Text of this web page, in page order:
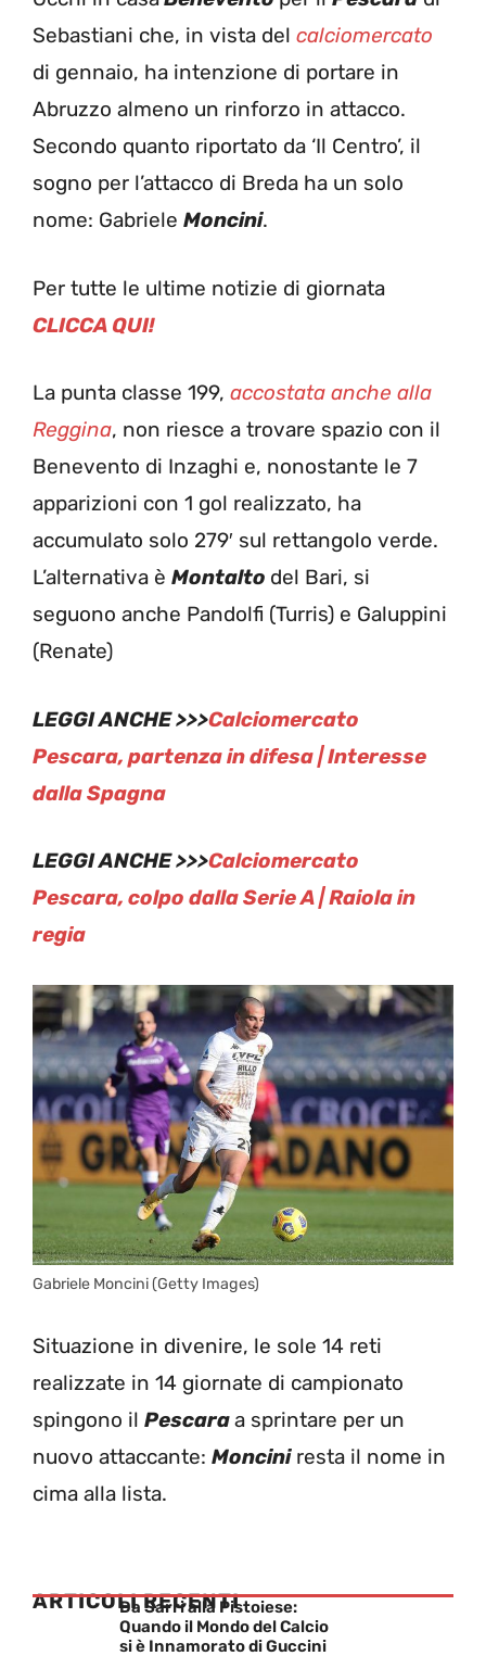
Sebastiani che, in vista del calciomercato
di gennaio, ha intenzione di portare in
Abruzzo almeno un rinforzo in attacco.
Secondo quanto riportato da ‘Il Centro’, il
sogno per l’attacco di Breda ha un solo
nome: Gabriele Moncini.
Per tutte le ultime notizie di giornata
CLICCA QUI!
La punta classe 199, accostata anche alla
Reggina, non riesce a trovare spazio con il
Benevento di Inzaghi e, nonostante le 7
apparizioni con 1 gol realizzato, ha
accumulato solo 279′ sul rettangolo verde.
L’alternativa è Montalto del Bari, si
seguono anche Pandolfi (Turris) e Galuppini
(Renate)
LEGGI ANCHE >>>Calciomercato
Pescara, partenza in difesa | Interesse
dalla Spagna
LEGGI ANCHE >>>Calciomercato
Pescara, colpo dalla Serie A | Raiola in
regia
Gabriele Moncini (Getty Images)
Situazione in divenire, le sole 14 reti
realizzate in 14 giornate di campionato
spingono il Pescaraa sprintare per un
nuovo attaccante: Monciniresta il nome in
cima alla lista.
ARTICOLI RECENTI
Da Sarri alla Pistoiese:
Quando il Mondo del Calcio
si è Innamorato di Guccini